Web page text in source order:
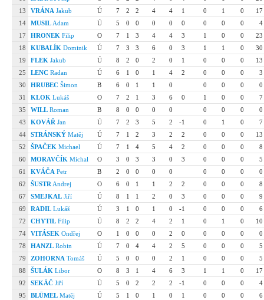
13
VRÁNA Jakub Ú 7 2 2 4 4 1 0 1 0
17
14
MUSILAdam Ú 5 0 0 0 0 0 0 0 0
4
17
HRONEK Filip O 7 1 3 4 4 3 1 0 0
23
18
KUBALÍK Dominik Ú 7 3 3 6 0 3 1 1 0
30
19
FLEK Jakub Ú 8 2 0 2 0 1 0 0 0
13
25
LENC Radan Ú 6 1 0 1 4 2 0 0 0
3
30
HRUBEC Šimon B 6 0 1 1 0 0 0 0
0
31
KLOK Lukáš O 7 2 1 3 6 0 1 0 0
7
35
WILL Roman B 8 0 0 0 0 0 0 0
0
43
KOVÁŘ Jan Ú 7 2 3 5 2 -1 0 1 0
7
44
STRÁNSKÝ Matěj Ú 7 1 2 3 2 2 0 0 0
13
52
ŠPAČEK Michael Ú 7 1 4 5 4 2 0 0 0
8
60
MORAVČÍK Michal O 3 0 3 3 0 3 0 0 0
5
61
KVÁČA Petr B 2 0 0 0 0 0 0 0
0
62
ŠUSTRAndrej O 6 0 1 1 2 2 0 0 0
8
67
SMEJKAL Jiří Ú 8 1 1 2 0 3 0 0 0
9
69
RADIL Lukáš Ú 3 1 0 1 0 -1 0 0 0
6
72
CHYTIL Filip Ú 8 2 2 4 2 1 0 1 0
10
74
VITÁSEK Ondřej O 1 0 0 0 2 0 0 0 0
0
78
HANZL Robin Ú 7 0 4 4 2 5 0 0 0
5
79
ZOHORNA Tomáš Ú 5 0 0 0 2 1 0 0 0
5
88
ŠULÁK Libor O 8 3 1 4 6 3 1 1 0
17
92
SEKÁČ Jiří Ú 5 0 2 2 2 -1 0 0 0
4
95
BLÜMEL Matěj Ú 5 1 0 1 0 1 0 0 0 6